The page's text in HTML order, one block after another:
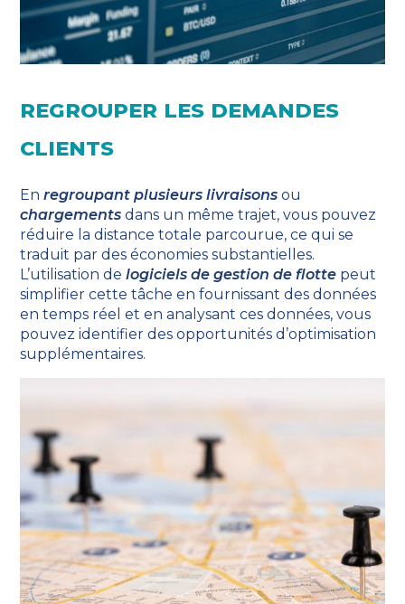
REGROUPER LES DEMANDES
CLIENTS
Enregroupant plusieurs livraisons ou
chargements dans un même trajet, vous pouvez
réduire la distance totale parcourue, ce qui se
traduit par des économies substantielles.
L’utilisation delogiciels de gestion de flotte peut
simplifier cette tâche en fournissant des données
en temps réel et en analysant ces données, vous
pouvez identifier des opportunités d’optimisation
supplémentaires.